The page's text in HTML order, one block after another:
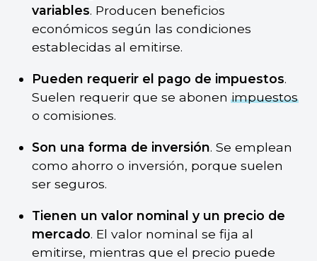
variables. Producen beneficios
económicos según las condiciones
establecidas al emitirse.
Pueden requerir el pago de impuestos.
Suelen requerir que se abonenimpuestos
o comisiones.
Son una forma de inversión. Se emplean
como ahorro o inversión, porque suelen
ser seguros.
Tienen un valor nominal y un precio de
mercado. El valor nominal se fija al
emitirse, mientras que el precio puede